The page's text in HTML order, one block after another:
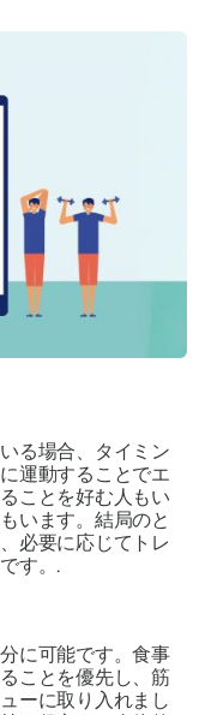
る場合、タイミン
運動することでエ
ことを好む人もい
います。結局のと
必要に応じてトレ
す。.
に可能です。食事
ことを優先し、筋
ーに取り入れまし